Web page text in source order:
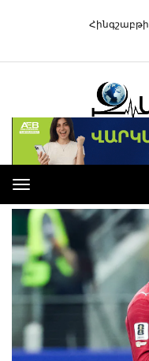
Toggle
navigation